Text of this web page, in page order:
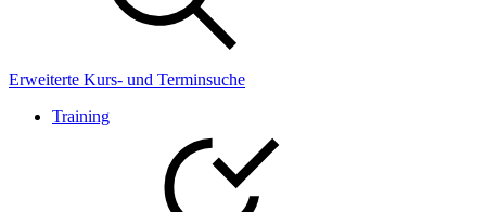
Erweiterte Kurs- und Terminsuche
Training